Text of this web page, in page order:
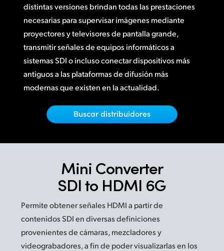
Malaysia
Netherlands
New Zealand
Norway
Poland
South Africa
Sweden
Chinese Taipei
distintas versiones brindan todas las prestaciones
necesarias para supervisar imágenes mediante
proyectores y televisores de pantalla grande,
transmitir señales de equipos informáticos a
sistemas SDI o incluso conectar dispositivos más
antiguos a las plataformas de difusión más
modernas que existen en la actualidad.
Buscar distribuidores
Mini Converter
SDI to HDMI 6G
Permite obtener señales HDMI a partir de
contenidos SDI en diversas definiciones
provenientes de cámaras, mezcladores y
videograbadores, a fin de poder visualizarlas en los